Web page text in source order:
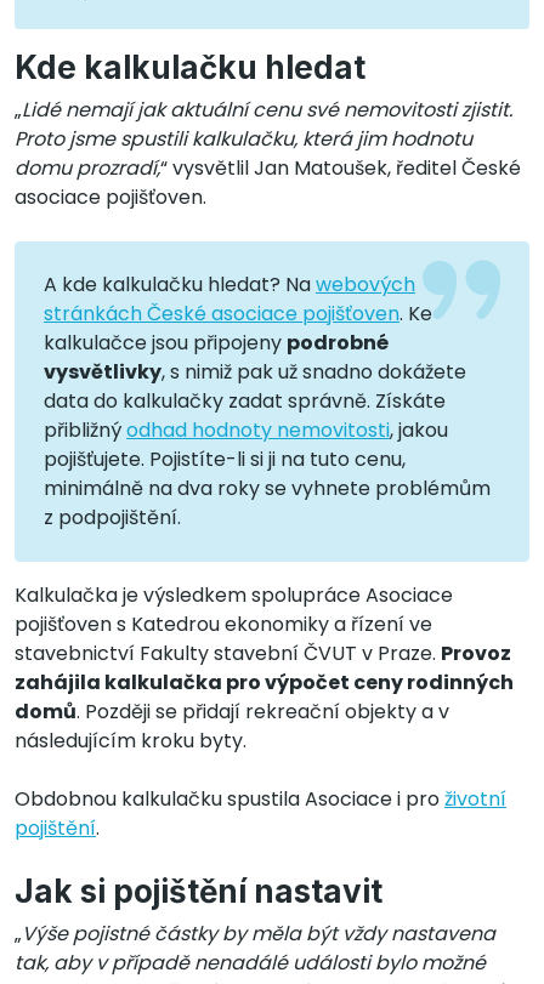
Kde kalkulačku hledat
„Lidé nemají jak aktuální cenu své nemovitosti zjistit.
Proto jsme spustili kalkulačku, která jim hodnotu
domu prozradí,“ vysvětlil Jan Matoušek, ředitel České
asociace pojišťoven.
A kde kalkulačku hledat? Nawebových
stránkách České asociace pojišťoven. Ke
kalkulačce jsou připojeny podrobné
vysvětlivky, s nimiž pak už snadno dokážete
data do kalkulačky zadat správně. Získáte
přibližnýodhad hodnoty nemovitosti, jakou
pojišťujete. Pojistíte-li si ji na tuto cenu,
minimálně na dva roky se vyhnete problémům
z podpojištění.
Kalkulačka je výsledkem spolupráce Asociace
pojišťoven s Katedrou ekonomiky a řízení ve
stavebnictví Fakulty stavební ČVUT v Praze. Provoz
zahájila kalkulačka pro výpočet ceny rodinných
domů. Později se přidají rekreační objekty a v
následujícím kroku byty.
Obdobnou kalkulačku spustila Asociace i proživotní
pojištění.
Jak si pojištění nastavit
„Výše pojistné částky by měla být vždy nastavena
tak, aby v případě nenadálé události bylo možné